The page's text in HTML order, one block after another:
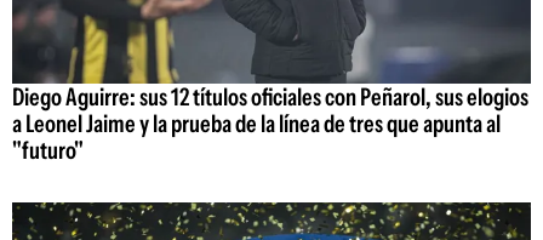
Diego Aguirre: sus 12 títulos oficiales con Peñarol, sus elogios
a Leonel Jaime y la prueba de la línea de tres que apunta al
"futuro"